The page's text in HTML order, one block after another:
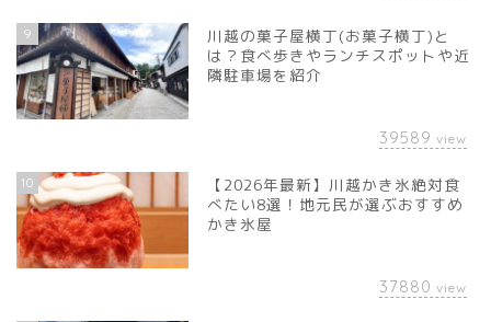
9
川越の菓子屋横丁(お菓子横丁)と
は？食べ歩きやランチスポットや近
隣駐車場を紹介
39589 view
10
【2026年最新】川越かき氷絶対食
べたい8選！地元民が選ぶおすすめ
かき氷屋
37880 view